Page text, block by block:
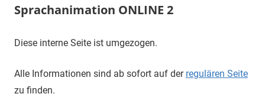
animacją
Sprachanimation ONLINE 2
Diese interne Seite ist umgezogen.
Alle Informationen sind ab sofort auf der regulären Seite
zu finden.